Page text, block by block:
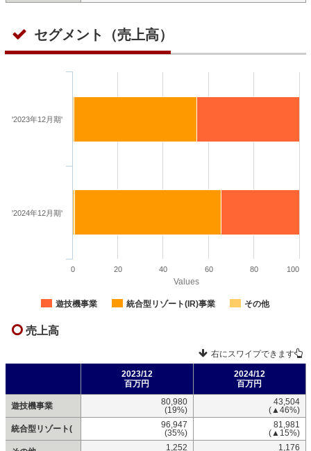
セグメント（売上高）
Values
遊技機事業 統合型リゾート(IR)事業 その他
'2023年12月期'
'2024年12月期'
0 20 40 60 80 100
売上高
右にスワイプできます
2023/12
百万円
2024/12
百万円
遊技機事業
80,980
(19%)
43,504
(▲46%)
統合型リゾート(
96,947
(35%)
81,981
(▲15%)
1,252
1,176